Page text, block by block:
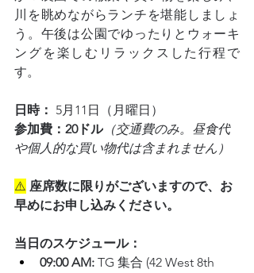
川を眺めながらランチを堪能しましょ
う。午後は公園でゆったりとウォーキ
ングを楽しむリラックスした行程で
す。
日時： 5月11日（月曜日）
参加費：20ドル （交通費のみ。昼食代
や個人的な買い物代は含まれません）
⚠️ 座席数に限りがございますので、お
早めにお申し込みください。
当日のスケジュール：
09:00 AM: TG 集合 (42 West 8th